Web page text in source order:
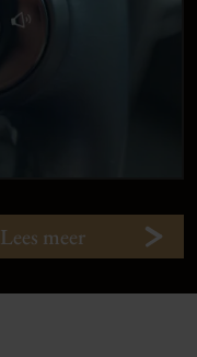
Lees meer